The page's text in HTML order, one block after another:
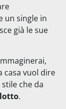
un single in
già le sue
casa vuol dire
che da
.